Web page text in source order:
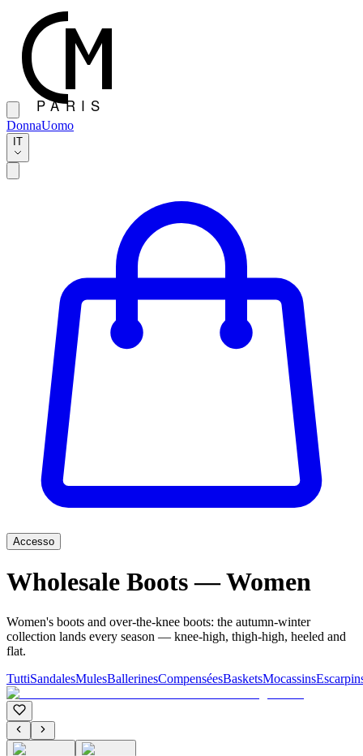
DonnaUomo
IT
Accesso
Wholesale Boots — Women
Women's boots and over-the-knee boots: the autumn-winter
collection lands every season — knee-high, thigh-high, heeled and
flat.
TuttiSandalesMulesBallerinesCompenséesBasketsMocassins